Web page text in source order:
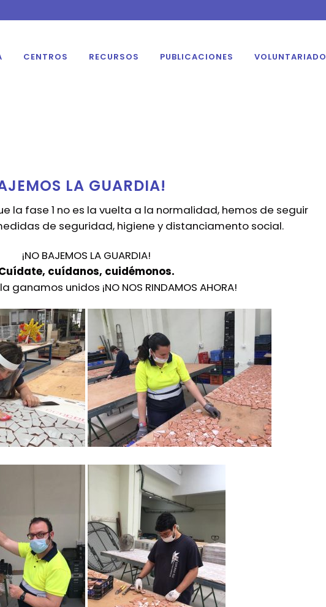
CENTROS RECURSOS PUBLICACIONES VOLUNTARIADO
LA GUARDIA!
la fase 1 no es la vuelta a la normalidad, hemos de seguir
de seguridad, higiene y distanciamento social.
¡NO BAJEMOS LA GUARDIA!
cuídanos, cuidémonos.
ganamos unidos ¡NO NOS RINDAMOS AHORA!